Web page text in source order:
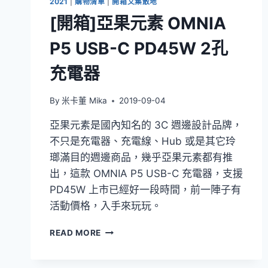
[開箱]亞果元素 OMNIA
P5 USB-C PD45W 2孔
充電器
By 米卡董 Mika 2019-09-04
亞果元素是國內知名的 3C 週邊設計品牌，
不只是充電器、充電線、Hub 或是其它玲
瑯滿目的週邊商品，幾乎亞果元素都有推
出，這款 OMNIA P5 USB-C 充電器，支援
PD45W 上市已經好一段時間，前一陣子有
活動價格，入手來玩玩。
READ MORE [開